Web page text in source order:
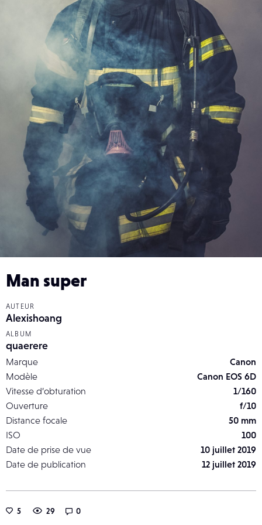
Man super
AUTEUR
Alexishoang
ALBUM
quaerere
Marque
Canon
Modèle
Canon EOS 6D
Vitesse d’obturation
1/160
Ouverture
f/10
Distance focale
50 mm
ISO
100
Date de prise de vue
10 juillet 2019
Date de publication
12 juillet 2019
5 29 0